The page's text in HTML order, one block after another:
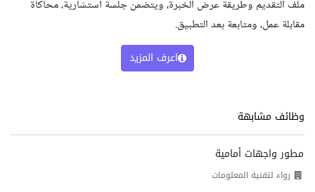
ملف التقديم وطريقة عرض الخبرة، ويتضمن جلسة استشارية، محاكاة
مقابلة عمل، ومتابعة بعد التطبيق.
اعرف المزيد
وظائف مشابهة
مطور واجهات أمامية
رواء لتقنية المعلومات